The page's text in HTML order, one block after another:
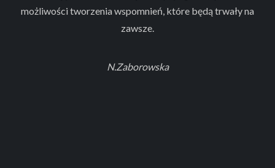
możliwości tworzenia wspomnień, które będą trwały na
zawsze.
N.Zaborowska